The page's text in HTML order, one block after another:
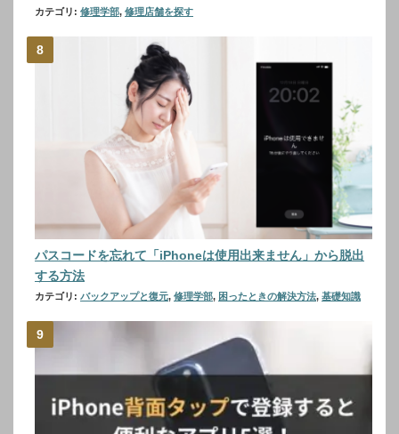
カテゴリ: 修理学部, 修理店舗を探す
パスコードを忘れて「iPhoneは使用出来ません」から脱出
する方法
カテゴリ: バックアップと復元, 修理学部, 困ったときの解決方法, 基礎知識